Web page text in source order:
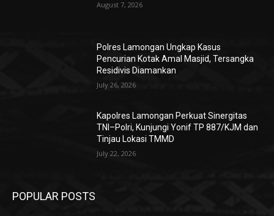
August 7, 2026
Polres Lamongan Ungkap Kasus
Pencurian Kotak Amal Masjid, Tersangka
Residivis Diamankan
July 26, 2026
Kapolres Lamongan Perkuat Sinergitas
TNI–Polri, Kunjungi Yonif TP 887/KJM dan
Tinjau Lokasi TMMD
July 22, 2026
POPULAR POSTS